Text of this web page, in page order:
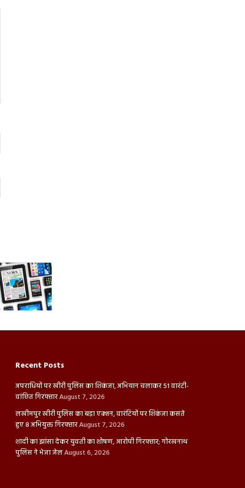
Recent Posts
अपराधियों पर खीरी पुलिस का शिकंजा, अभियान चलाकर 51 वारंटी-
वांछित गिरफ्तारAugust 7, 2026
लखीमपुर खीरी पुलिस का बड़ा एक्शन, वारंटियों पर शिकंजा कसते
हुए 8 अभियुक्त गिरफ्तारAugust 7, 2026
शादी का झांसा देकर युवती का शोषण, आरोपी गिरफ्तार; गोरखनाथ
पुलिस ने भेजा जेलAugust 6, 2026